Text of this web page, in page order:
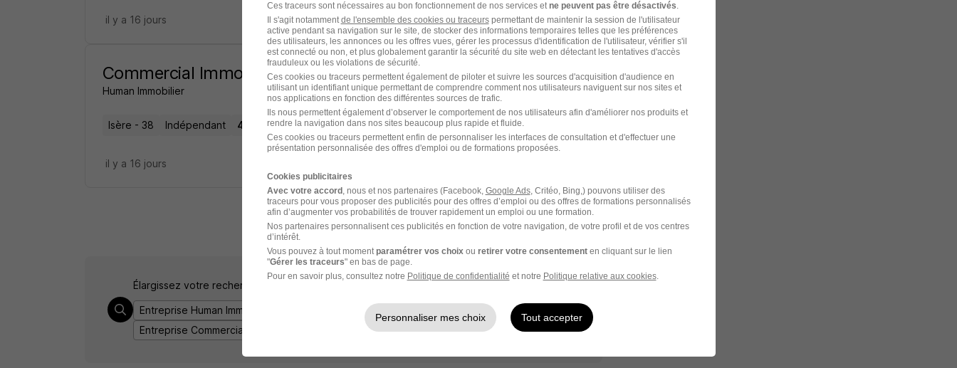
Voir l’offre
il y a 16 jours
Commercial Immobilier Indépendant H/F
Human Immobilier
Isère - 38 Indépendant 40 000 - 150 000 € / an Télétravail partiel
il y a 16 jours
1
Élargissez votre recherche de
Entreprise Human Immobilier
Emploi Commercial dans l'immobilier
Entreprise Commercial dans l'immobilier
Ces traceurs sont nécessaires au bon fonctionnement de nos services etne peuvent pas être désactivés.
Il s'agit notammentde l'ensemble des cookies ou traceurspermettant de maintenir la session de l'utilisateur
active pendant sa navigation sur le site, de stocker des informations temporaires telles que les préférences
des utilisateurs, les annonces ou les offres vues, gérer les processus d'identification de l'utilisateur, vérifier s'il
est connecté ou non, et plus globalement garantir la sécurité du site web en détectant les tentatives d'accès
frauduleux ou les violations de sécurité.
Ces cookies ou traceurs permettent également de piloter et suivre les sources d'acquisition d'audience en
utilisant un identifiant unique permettant de comprendre comment nos utilisateurs naviguent sur nos sites et
nos applications en fonction des différentes sources de trafic.
Ils nous permettent également d’observer le comportement de nos utilisateurs afin d'améliorer nos produits et
rendre la navigation dans nos sites beaucoup plus rapide et fluide.
Ces cookies ou traceurs permettent enfin de personnaliser les interfaces de consultation et d'effectuer une
présentation personnalisée des offres d'emploi ou de formations proposées.
Cookies publicitaires
Avec votre accord , nous et nos partenaires (Facebook, Google Ads, Critéo, Bing,) pouvons utiliser des
traceurs pour vous proposer des publicités pour des offres d’emploi ou des offres de formations personnalisés
afin d’augmenter vos probabilités de trouver rapidement un emploi ou une formation.
Nos partenaires personnalisent ces publicités en fonction de votre navigation, de votre profil et de vos centres
d’intérêt.
Vous pouvez à tout momentparamétrer vos choixou retirer votre consentementen cliquant sur le lien
"Gérer les traceurs" en bas de page.
Pour en savoir plus, consultez notre Politique de confidentialité et notre Politique relative aux cookies.
Personnaliser mes choix Tout accepter